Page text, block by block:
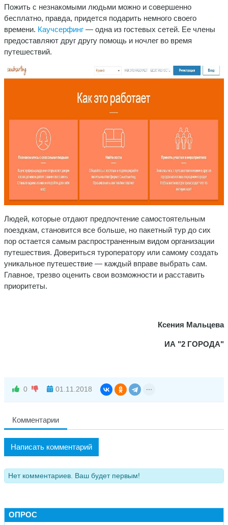
Пожить с незнакомыми людьми можно и совершенно
бесплатно, правда, придется подарить немного своего
времени. Каучсерфинг — одна из гостевых сетей. Ее члены
предоставляют друг другу помощь и ночлег во время
путешествий.
Людей, которые отдают предпочтение самостоятельным
поездкам, становится все больше, но пакетный тур до сих
пор остается самым распространенным видом организации
путешествия. Довериться туроператору или самому создать
уникальное путешествие — каждый вправе выбрать сам.
Главное, трезво оценить свои возможности и расставить
приоритеты.
Ксения Мальцева
ИА "2 ГОРОДА"
0 01.11.2018
Комментарии
Написать комментарий
Нет комментариев. Ваш будет первым!
ОПРОС